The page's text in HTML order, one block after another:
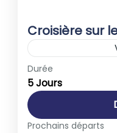
Croisière sur
Allemagne
1-40 People
Durée
5 Jours
Prochains départs